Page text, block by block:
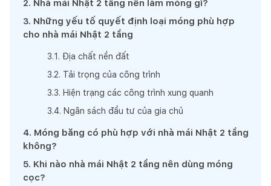
2. Nhà mái Nhật 2 tầng nên làm móng gì?
3. Những yếu tố quyết định loại móng phù hợp
cho nhà mái Nhật 2 tầng
3.1 . Địa chất nền đất
3.2. Tải trọng của công trình
3.3. Hiện trạng các công trình xung quanh
3.4. Ngân sách đầu tư của gia chủ
4. Móng băng có phù hợp với nhà mái Nhật 2 tầng
không?
5. Khi nào nhà mái Nhật 2 tầng nên dùng móng
cọc?